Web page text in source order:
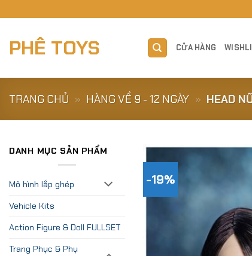
to
PHÊ TOYS CỬA HÀNG
TRANG CHỦ » HÀNG VỀ 9 - 12 NGÀY » HEAD
DANH MỤC SẢN PHẨM
Mô hình lắp ghép
Vehicle Kits
Action Figure & Doll FULLSET
Trang Phục & Phụ
-19%